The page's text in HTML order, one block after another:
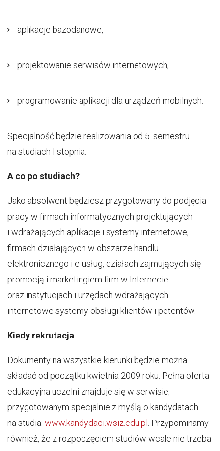
aplikacje bazodanowe,
projektowanie serwisów internetowych,
programowanie aplikacji dla urządzeń mobilnych.
Specjalność będzie realizowania od 5. semestru
na studiach I stopnia.
A co po studiach?
Jako absolwent będziesz przygotowany do podjęcia
pracy w firmach informatycznych projektujących
i wdrażających aplikacje i systemy internetowe,
firmach działających w obszarze handlu
elektronicznego i e-usług, działach zajmujących się
promocją i marketingiem firm w Internecie
oraz instytucjach i urzędach wdrażających
internetowe systemy obsługi klientów i petentów.
Kiedy rekrutacja
Dokumenty na wszystkie kierunki będzie można
składać od początku kwietnia 2009 roku. Pełna oferta
edukacyjna uczelni znajduje się w serwisie,
przygotowanym specjalnie z myślą o kandydatach
na studia: www.kandydaci.wsiz.edu.pl
. Przypominamy
również, że z rozpoczęciem studiów wcale nie trzeba